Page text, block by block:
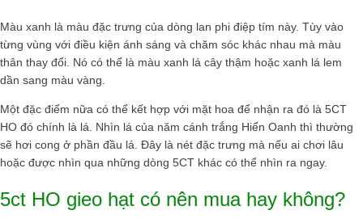
Màu xanh là màu đặc trưng của dòng lan phi điệp tím này. Tùy vào
từng vùng với điều kiện ánh sáng và chăm sóc khác nhau mà màu
thân thay đổi. Nó có thể là màu xanh lá cây thậm hoặc xanh lá lem
dần sang màu vàng.
Một đặc điểm nữa có thể kết hợp với mặt hoa để nhận ra đó là 5CT
HO đó chính là lá. Nhìn lá của năm cánh trắng Hiển Oanh thì thường
sẽ hơi cong ở phần đầu lá. Đây là nét đặc trưng mà nếu ai chơi lâu
hoặc được nhìn qua những dòng 5CT khác có thể nhìn ra ngay.
5ct HO gieo hạt có nên mua hay không?